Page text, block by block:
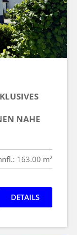
NAHE
163.00 m²
DETAILS